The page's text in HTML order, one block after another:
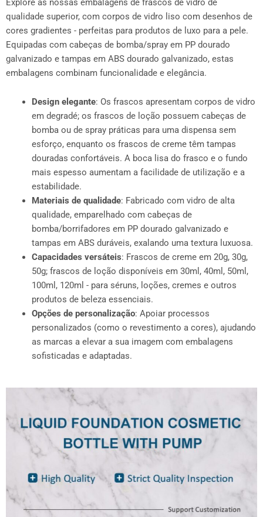
Explore as nossas embalagens de frascos de vidro de
qualidade superior, com corpos de vidro liso com desenhos de
cores gradientes - perfeitas para produtos de luxo para a pele.
Equipadas com cabeças de bomba/spray em PP dourado
galvanizado e tampas em ABS dourado galvanizado, estas
embalagens combinam funcionalidade e elegância.
Design elegante: Os frascos apresentam corpos de vidro
em degradé; os frascos de loção possuem cabeças de
bomba ou de spray práticas para uma dispensa sem
esforço, enquanto os frascos de creme têm tampas
douradas confortáveis. A boca lisa do frasco e o fundo
mais espesso aumentam a facilidade de utilização e a
estabilidade.
Materiais de qualidade: Fabricado com vidro de alta
qualidade, emparelhado com cabeças de
bomba/borrifadores em PP dourado galvanizado e
tampas em ABS duráveis, exalando uma textura luxuosa.
Capacidades versáteis: Frascos de creme em 20g, 30g,
50g; frascos de loção disponíveis em 30ml, 40ml, 50ml,
100ml, 120ml - para séruns, loções, cremes e outros
produtos de beleza essenciais.
Opções de personalização: Apoiar processos
personalizados (como o revestimento a cores), ajudando
as marcas a elevar a sua imagem com embalagens
sofisticadas e adaptadas.